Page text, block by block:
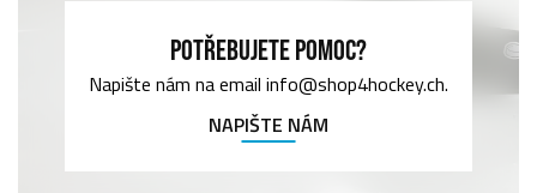
POTŘEBUJETE POMOC?
Napište nám na email info@shop4hockey.ch.
NAPIŠTE NÁM